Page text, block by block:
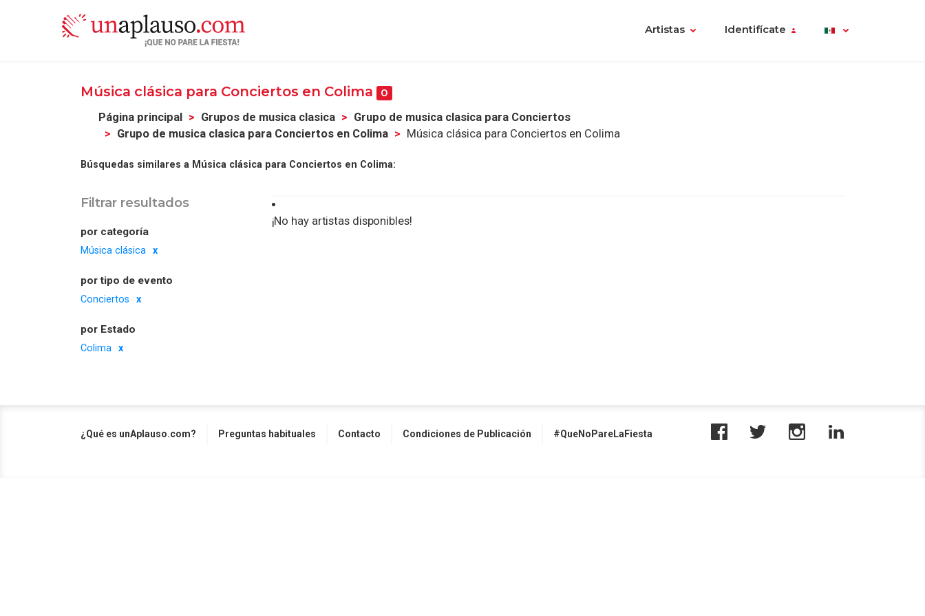
Artistas Identifícate
Música clásica para Conciertos en Colima 0
Página principal Grupos de musica clasica
Grupo de musica clasica para Conciertos
Grupo de musica clasica para Conciertos en Colima
Música clásica para Conciertos en Colima
Búsquedas similares a Música clásica para Conciertos en Colima:
Filtrar resultados
por categoría
Música clásica
por tipo de evento
Conciertos
por Estado
Colima
¡No hay artistas disponibles!
¿Qué es unAplauso.com? Preguntas habituales Contacto Condiciones de Publicación #QueNoPareLaFiesta